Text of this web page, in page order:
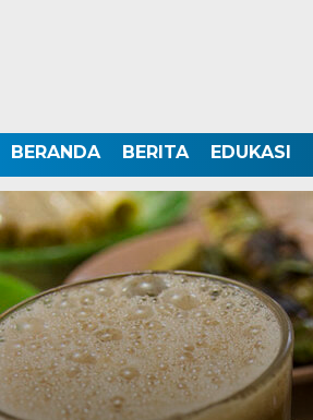
BERANDA BERITA EDUKASI